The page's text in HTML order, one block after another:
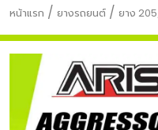
หน้าแรก / ยางรถยนต์ / ยาง